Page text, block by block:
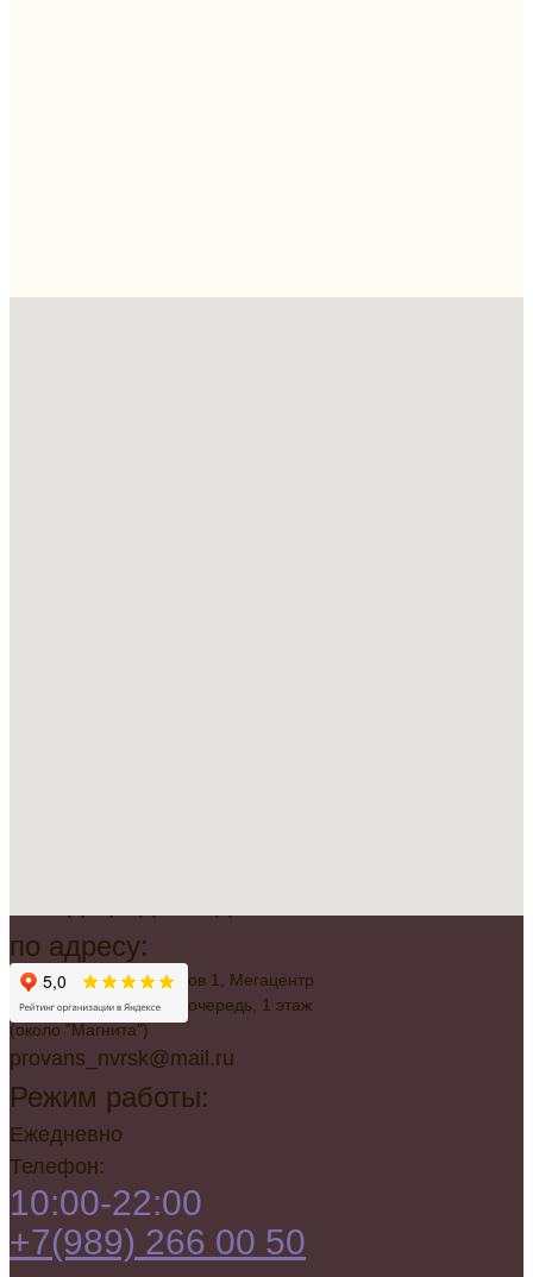
по адресу:
г. Новороссийск, Советов 1, Мегацентр
"Красная Площадь", 2 очередь, 1 этаж
(около "Магнита")
provans_nvrsk@mail.ru
Режим работы:
Ежедневно
Телефон:
10:00-22:00
+7(989) 266 00 50